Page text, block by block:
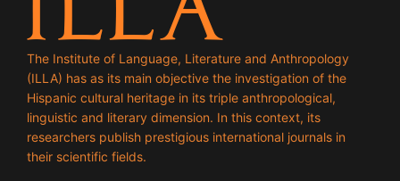
The Institute of Language, Literature and Anthropology
(ILLA) has as its main objective the investigation of the
Hispanic cultural heritage in its triple anthropological,
linguistic and literary dimension. In this context, its
researchers publish prestigious international journals in
their scientific fields.